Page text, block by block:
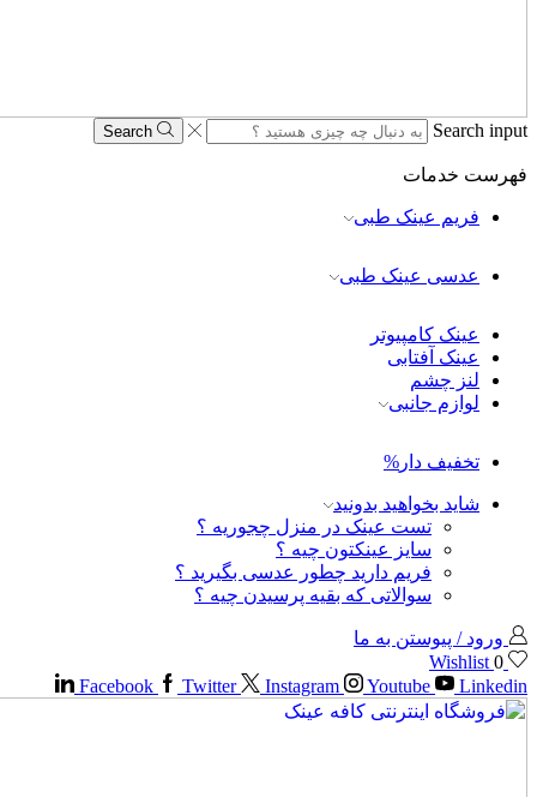
Search input
Search
فهرست خدمات
فریم عینک طبی
عدسی عینک طبی
عینک کامپیوتر
عینک آفتابی
لنز چشم
لوازم جانبی
تخفیف دار %
شاید بخواهید بدونید
تست عینک در منزل چجوریه ؟
سایز عینکتون چیه ؟
فریم دارید چطور عدسی بگیرید ؟
سوالاتی که بقیه پرسیدن چیه ؟
ورود / پیوستن به ما
Wishlist 0
Facebook
Twitter Instagram Youtube Linkedin